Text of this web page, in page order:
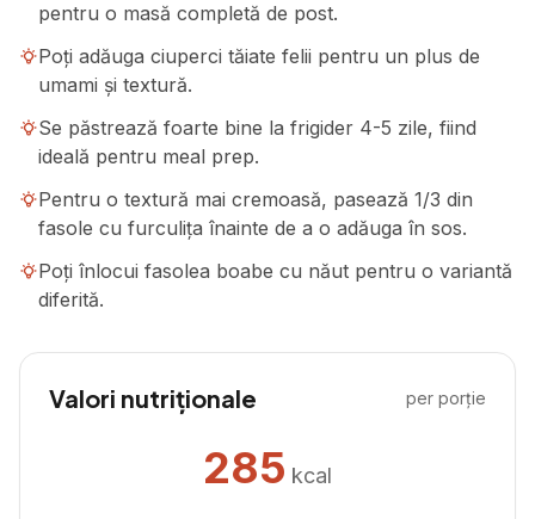
pentru o masă completă de post.
Poți adăuga ciuperci tăiate felii pentru un plus de
umami și textură.
Se păstrează foarte bine la frigider 4-5 zile, fiind
ideală pentru meal prep.
Pentru o textură mai cremoasă, pasează 1/3 din
fasole cu furculița înainte de a o adăuga în sos.
Poți înlocui fasolea boabe cu năut pentru o variantă
diferită.
Valori nutriționale per porție
285 kcal